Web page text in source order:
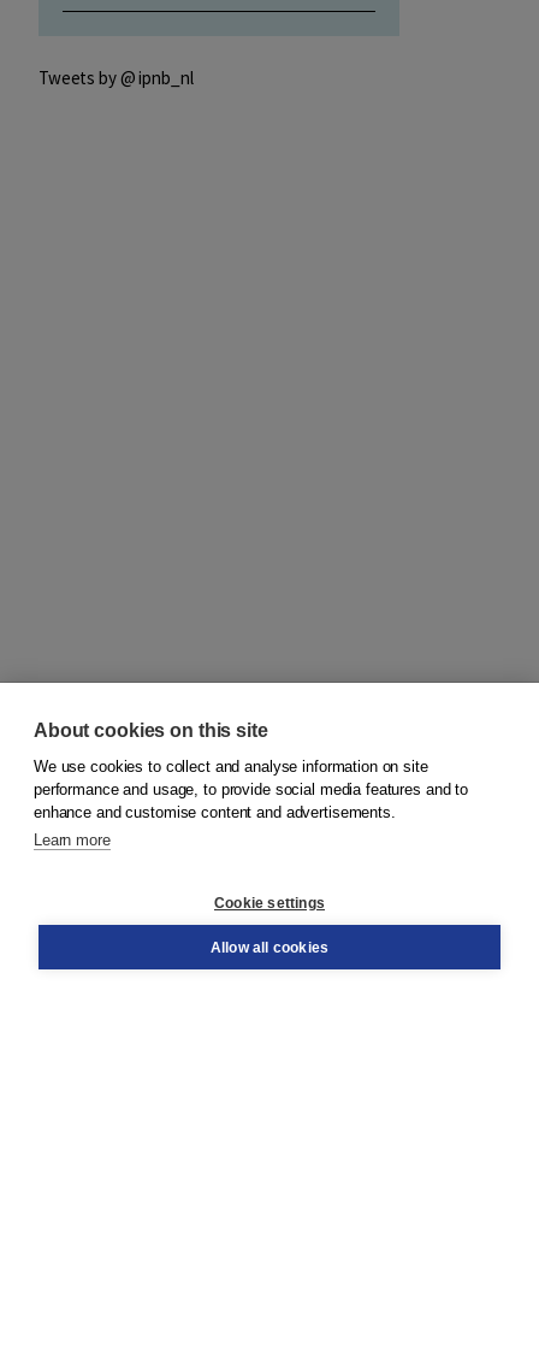
Tweets by @ ipnb_nl
© 2026Koninklijke Boom uitgevers
Order
About cookies on this site
We use cookies to collect and analyse information on site
performance and usage, to provide social media features and to
enhance and customise content and advertisements.
Learn more
Cookie settings
Allow all cookies